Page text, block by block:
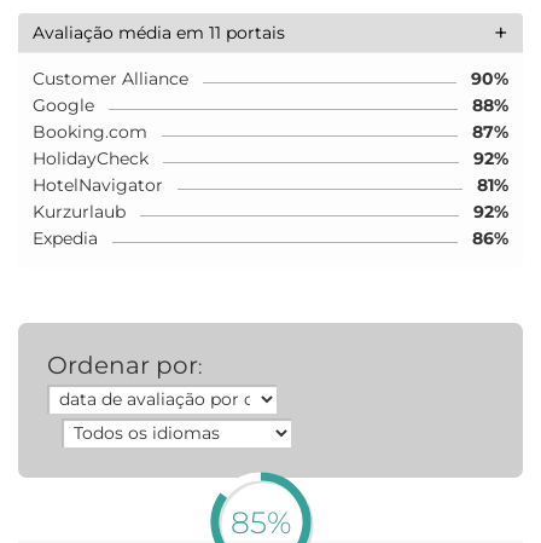
+
Avaliação média em 11 portais
Customer Alliance
90%
Google
88%
Booking.com
87%
HolidayCheck
92%
HotelNavigator
81%
Kurzurlaub
92%
Expedia
86%
Ordenar por:
85%